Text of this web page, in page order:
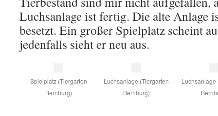
Luchsanlage ist fertig. Die alte Anlage
besetzt. Ein großer Spielplatz scheint
jedenfalls sieht er neu aus.
Spielplatz (Tiergarten
Bernburg)
Luchsanlage (Tiergarten
Bernburg)
Luchsanlage